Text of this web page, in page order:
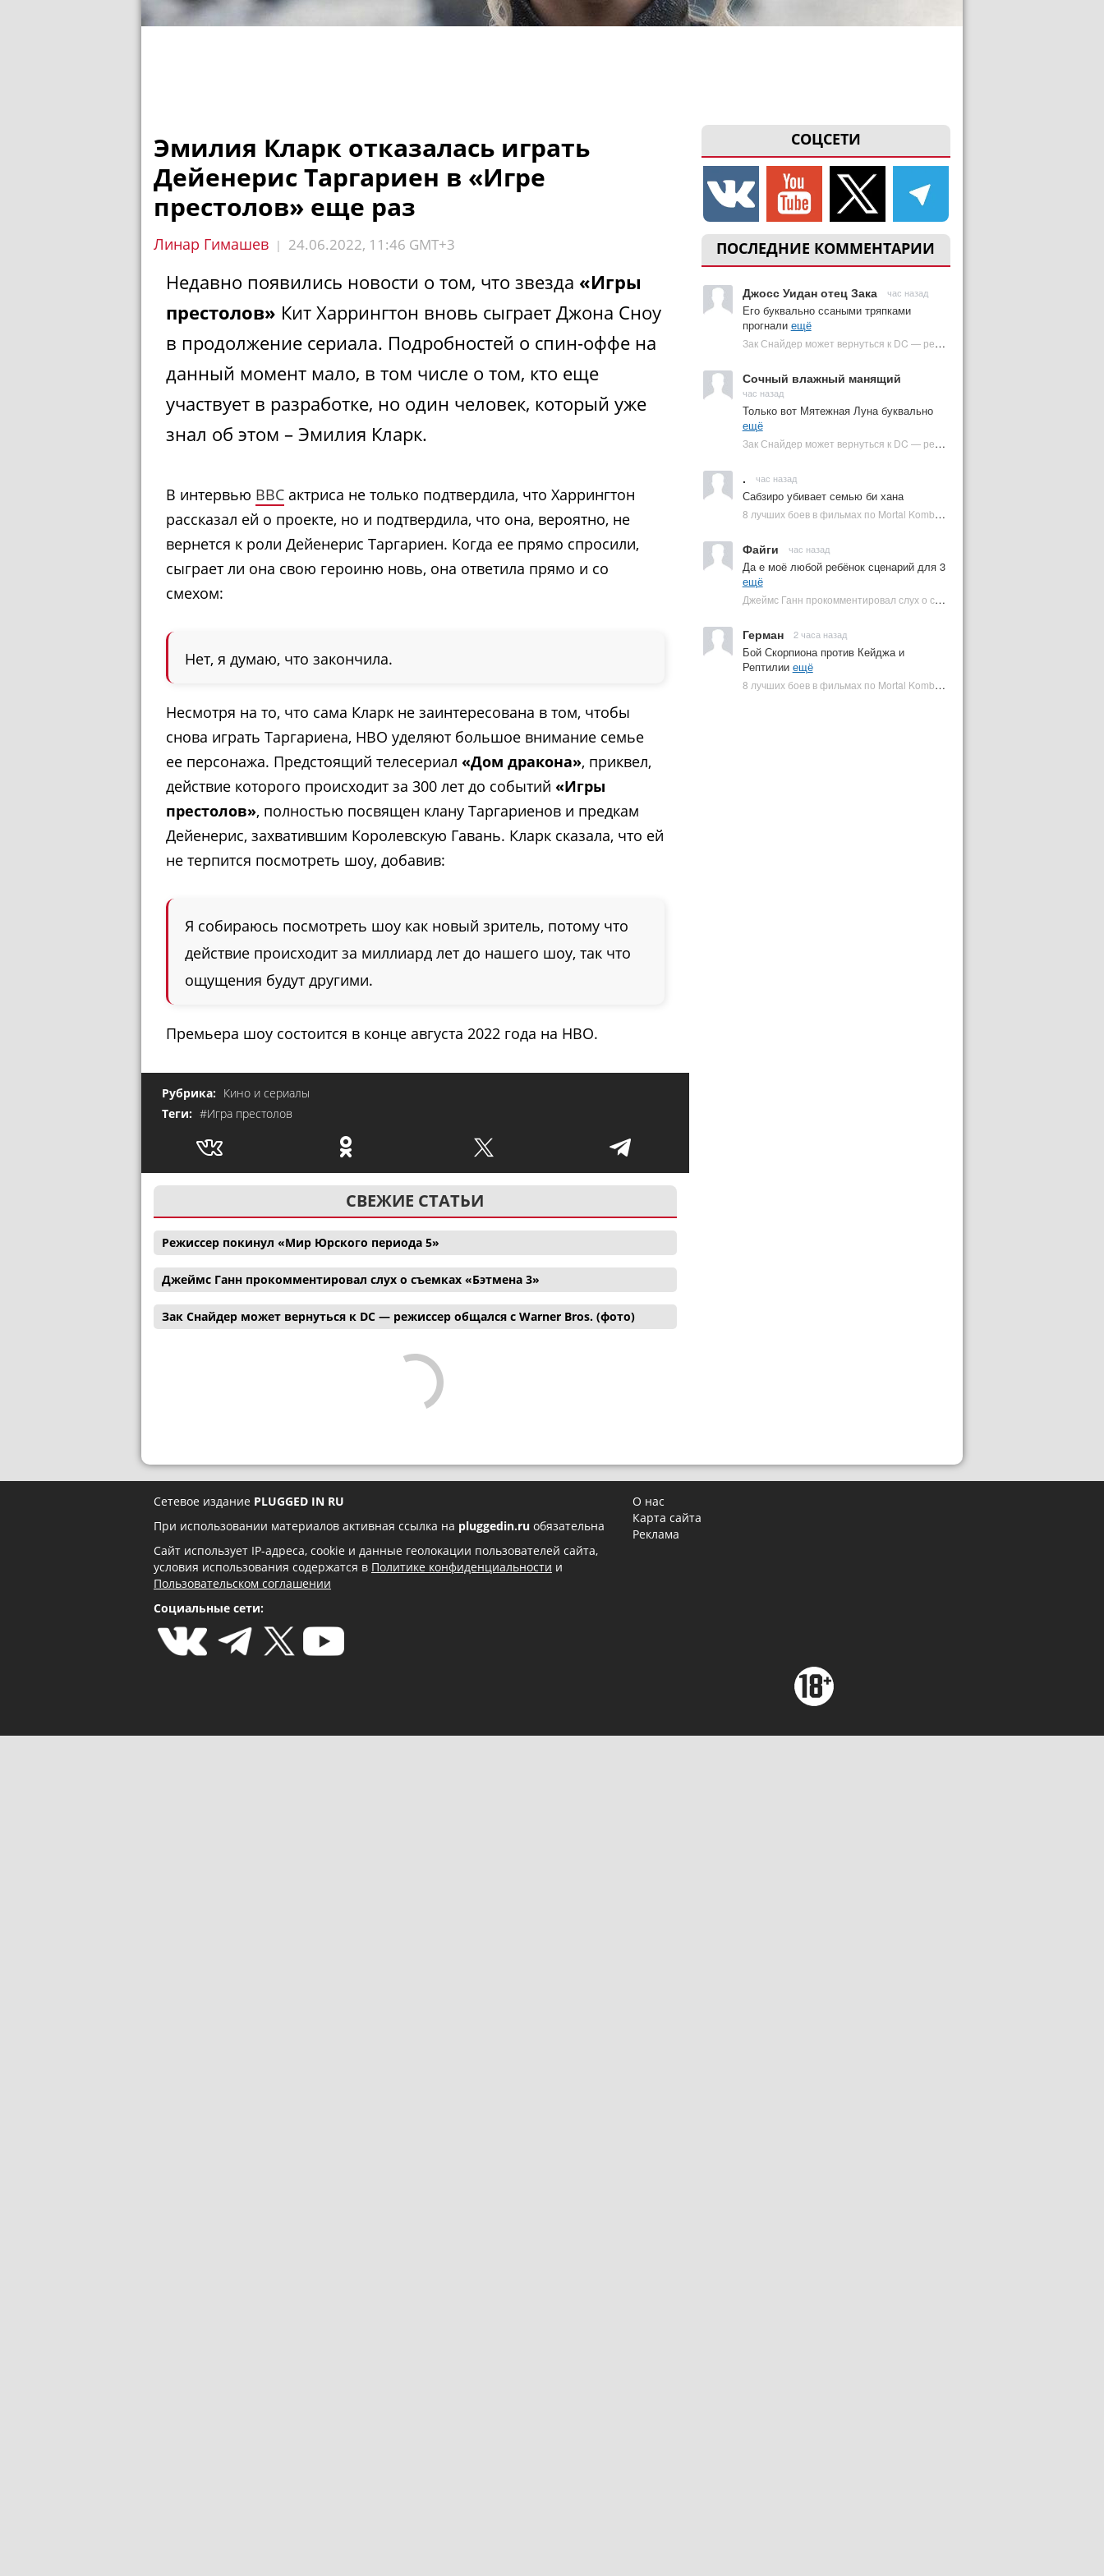
СОЦСЕТИ
ПОСЛЕДНИЕ КОММЕНТАРИИ
Джосс Уидан отец Зака час назад
Его буквально ссаными тряпками
прогнали ещё
Зак Снайдер может вернуться к DC — режиссер общался с Warner Bros. (фото) | Plugged In Ru
Сочный влажный манящий
час назад
Только вот Мятежная Луна буквально
ещё
Зак Снайдер может вернуться к DC — режиссер общался с Warner Bros. (фото) | Plugged In Ru
. час назад
Сабзиро убивает семью би хана
8 лучших боев в фильмах по Mortal Kombat: от «Смертельной битвы» до «Мортал Комбат 2» | Plugged In Ru
Файги час назад
Да е моё любой ребёнок сценарий для 3
ещё
Джеймс Ганн прокомментировал слух о съемках «Бэтмена 3» | Plugged In Ru
Герман 2 часа назад
Бой Скорпиона против Кейджа и
Рептилии ещё
8 лучших боев в фильмах по Mortal Kombat: от «Смертельной битвы» до «Мортал Комбат 2» | Plugged In Ru
Эмилия Кларк отказалась играть
Дейенерис Таргариен в «Игре
престолов» еще раз
Линар Гимашев | 24.06.2022, 11:46 GMT+3
Недавно появились новости о том, что звезда «Игры
престолов» Кит Харрингтон вновь сыграет Джона Сноу
в продолжение сериала. Подробностей о спин-оффе на
данный момент мало, в том числе о том, кто еще
участвует в разработке, но один человек, который уже
знал об этом – Эмилия Кларк.
В интервью BBC актриса не только подтвердила, что Харрингтон
рассказал ей о проекте, но и подтвердила, что она, вероятно, не
вернется к роли Дейенерис Таргариен. Когда ее прямо спросили,
сыграет ли она свою героиню новь, она ответила прямо и со
смехом:
Нет, я думаю, что закончила.
Несмотря на то, что сама Кларк не заинтересована в том, чтобы
снова играть Таргариена, HBO уделяют большое внимание семье
ее персонажа. Предстоящий телесериал «Дом дракона», приквел,
действие которого происходит за 300 лет до событий «Игры
престолов», полностью посвящен клану Таргариенов и предкам
Дейенерис, захватившим Королевскую Гавань. Кларк сказала, что ей
не терпится посмотреть шоу, добавив:
Я собираюсь посмотреть шоу как новый зритель, потому что
действие происходит за миллиард лет до нашего шоу, так что
ощущения будут другими.
Премьера шоу состоится в конце августа 2022 года на HBO.
Рубрика: Кино и сериалы
Теги: #Игра престолов
СВЕЖИЕ СТАТЬИ
Режиссер покинул «Мир Юрского периода 5»
Джеймс Ганн прокомментировал слух о съемках «Бэтмена 3»
Зак Снайдер может вернуться к DC — режиссер общался с Warner Bros. (фото)
Сетевое издание PLUGGED IN RU
При использовании материалов активная ссылка на pluggedin.ru обязательна
Сайт использует IP-адреса, cookie и данные геолокации пользователей сайта,
условия использования содержатся в Политике конфиденциальности и
Пользовательском соглашении
Социальные сети:
О нас
Карта сайта
Реклама